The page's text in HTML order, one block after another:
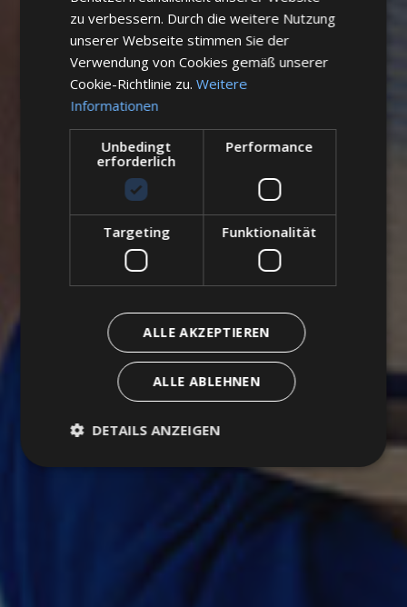
zu verbessern. Durch die weitere Nutzung
unserer Webseite stimmen Sie der
Verwendung von Cookies gemäß unserer
Cookie-Richtlinie zu. Weitere
Informationen
Unbedingt
erforderlich
Performance
Targeting Funktionalität
ALLE AKZEPTIEREN
ALLE ABLEHNEN
DETAILS ANZEIGEN